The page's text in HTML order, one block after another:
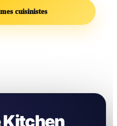
cuisinistes
Kitchen